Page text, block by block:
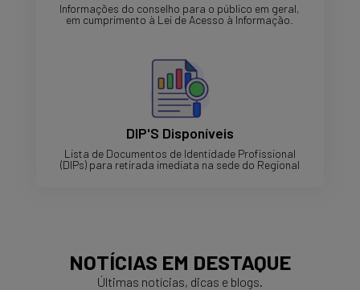
Informações do conselho para o público em geral,
em cumprimento à Lei de Acesso à Informação.
DIP'S Disponíveis
Lista de Documentos de Identidade Profissional
(DIPs) para retirada imediata na sede do Regional
NOTÍCIAS EM DESTAQUE
Últimas notícias, dicas e blogs.